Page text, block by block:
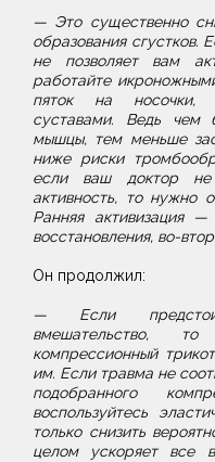
— Это существенно
образования сгустков.
не позволяет вам
работайте
пяток на носочки,
суставами. Ведь чем
мышцы, тем меньше
ниже риски
если ваш доктор не
активность, то нужно
Ранняя активизация
восстановления, во-
Он продолжил:
— Если
вмешательство, то
компрессионный
им. Если травма не
подобранного
воспользуйтесь
только снизить
целом ускоряет все